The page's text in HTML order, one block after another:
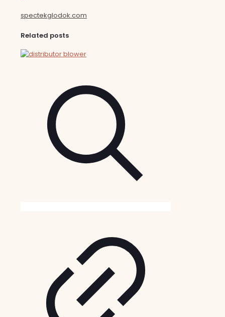
spectekglodok.com
Related posts